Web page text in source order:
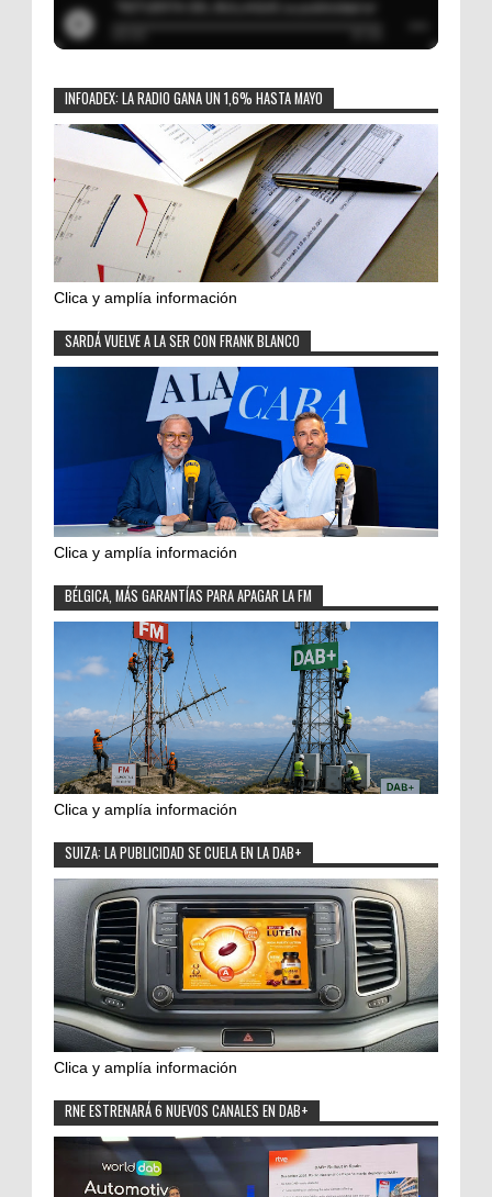
INFOADEX: LA RADIO GANA UN 1,6% HASTA MAYO
Clica y amplía información
SARDÁ VUELVE A LA SER CON FRANK BLANCO
Clica y amplía información
BÉLGICA, MÁS GARANTÍAS PARA APAGAR LA FM
Clica y amplía información
SUIZA: LA PUBLICIDAD SE CUELA EN LA DAB+
Clica y amplía información
RNE ESTRENARÁ 6 NUEVOS CANALES EN DAB+